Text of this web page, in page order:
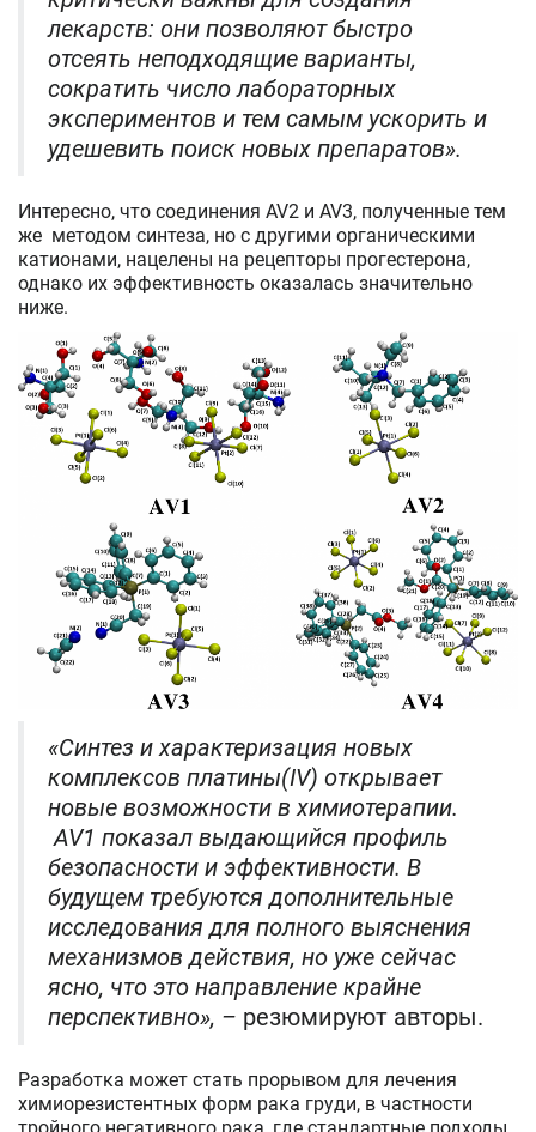
лекарств: они позволяют быстро
отсеять неподходящие варианты,
сократить число лабораторных
экспериментов и тем самым ускорить и
удешевить поиск новых препаратов».
Интересно, что соединения AV2 и AV3, полученные тем
же методом синтеза, но с другими органическими
катионами, нацелены на рецепторы прогестерона,
однако их эффективность оказалась значительно
ниже.
«Синтез и характеризация новых
комплексов платины(IV) открывает
новые возможности в химиотерапии.
AV1 показал выдающийся профиль
безопасности и эффективности. В
будущем требуются дополнительные
исследования для полного выяснения
механизмов действия, но уже сейчас
ясно, что это направление крайне
перспективно», – резюмируют авторы.
Разработка может стать прорывом для лечения
химиорезистентных форм рака груди, в частности